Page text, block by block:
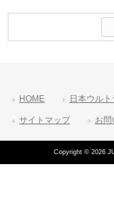
索:
HOME 日本ウル
サイトマップ お
Copyright © 2026